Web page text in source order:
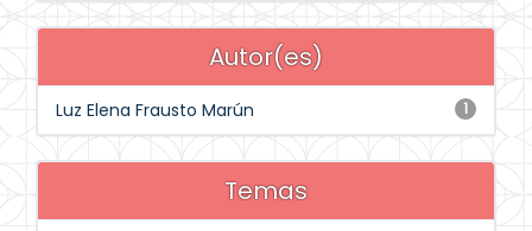
Autor(es)
1
Luz Elena Frausto Marún
Temas